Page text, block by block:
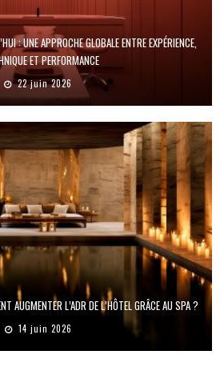
: UNE APPROCHE GLOBALE ENTRE EXPÉRIENCE,
ET PERFORMANCE
22 juin 2026
AUGMENTER L’ADR DE L’HÔTEL GRÂCE AU SPA ?
14 juin 2026